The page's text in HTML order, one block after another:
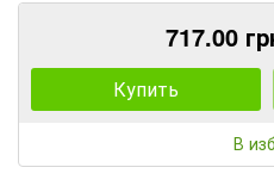
717.00
Купить
В